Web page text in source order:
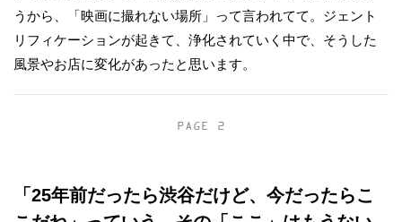
うから、「映画に撮れない場所」って言われてて。ジェント
リフィケーションが起きて、浄化されていく中で、そうした
風景やお店に変化があったと思います。
PAGE 2
「25年前だったら渋谷だけど、今だったらこ